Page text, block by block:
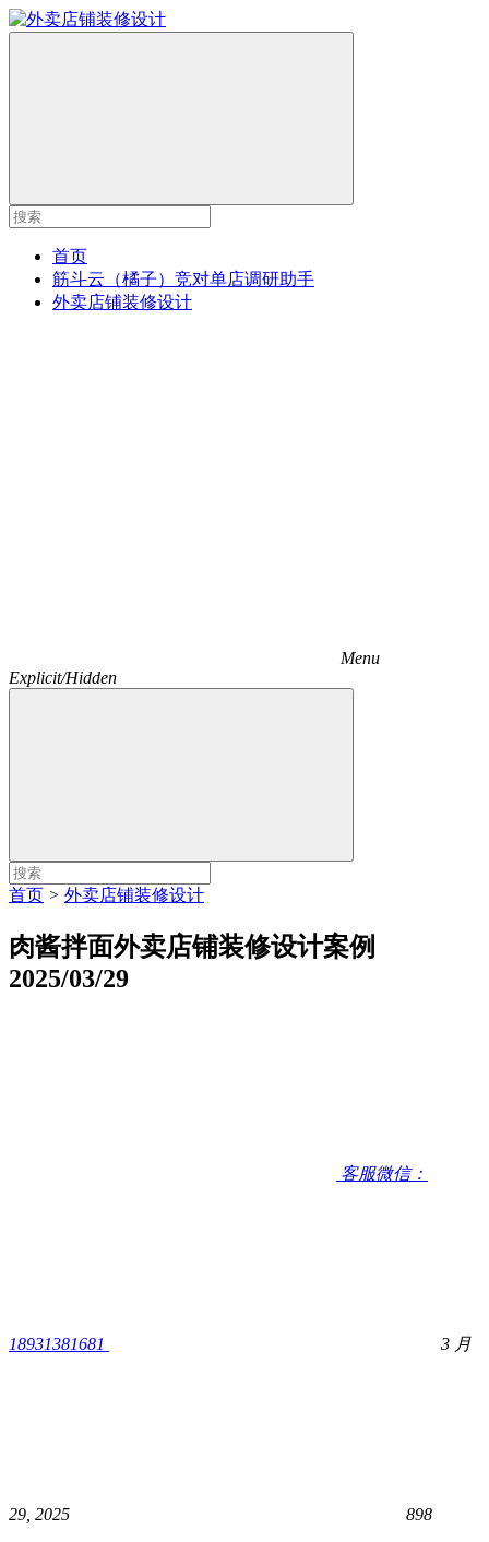
首页
筋斗云（橘子）竞对单店调研助手
外卖店铺装修设计
Menu
Explicit/Hidden
首页 > 外卖店铺装修设计
肉酱拌面外卖店铺装修设计案例
2025/03/29
客服微信：
18931381681 3 月
29, 2025 898